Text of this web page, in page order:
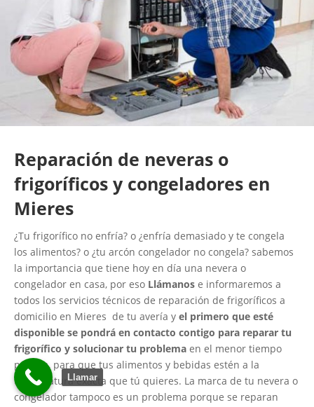
Reparación de neveras o
frigoríficos y congeladores en
Mieres
¿Tu frigorífico no enfría? o ¿enfría demasiado y te congela
los alimentos? o ¿tu arcón congelador no congela? sabemos
la importancia que tiene hoy en día una nevera o
congelador en casa, por eso Llámanos e informaremos a
todos los servicios técnicos de reparación de frigoríficos a
domicilio en Mieres de tu avería y el primero que esté
disponible se pondrá en contacto contigo para reparar tu
frigorífico y solucionar tu problema en el menor tiempo
posible, para que tus alimentos y bebidas estén a la
temperatura exacta que tú quieres. La marca de tu nevera o
congelador tampoco es un problema porque se reparan
Llamar